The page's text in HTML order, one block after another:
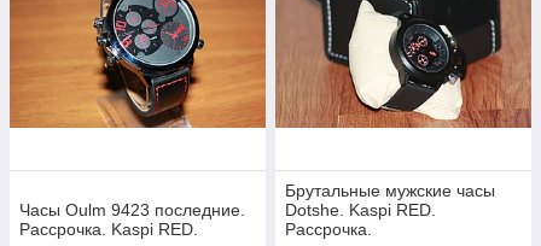
Часы Oulm 9423 последние.
Рассрочка. Kaspi RED.
Брутальные мужские часы
Dotshe. Kaspi RED.
Рассрочка.